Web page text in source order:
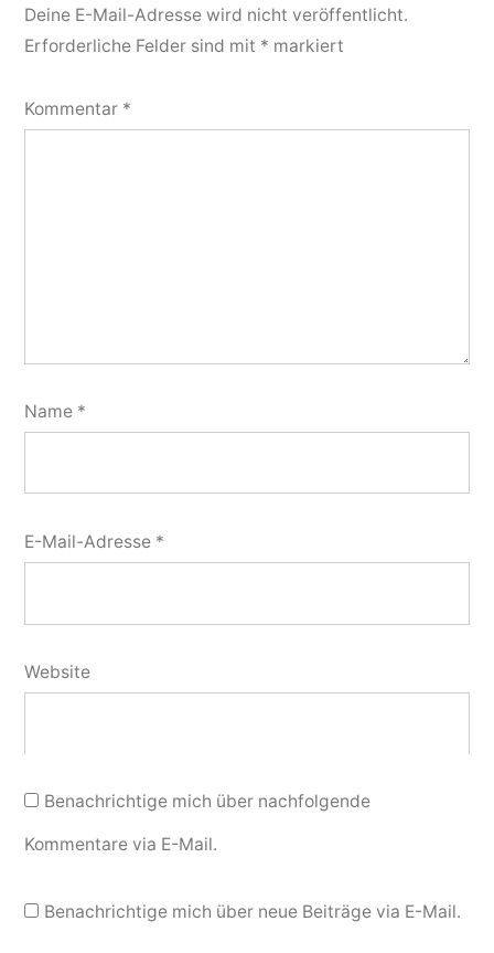
Deine E-Mail-Adresse wird nicht veröffentlicht.
Erforderliche Felder sind mit * markiert
Kommentar *
Name *
E-Mail-Adresse *
Website
Benachrichtige mich über nachfolgende
Kommentare via E-Mail.
Benachrichtige mich über neue Beiträge via E-Mail.